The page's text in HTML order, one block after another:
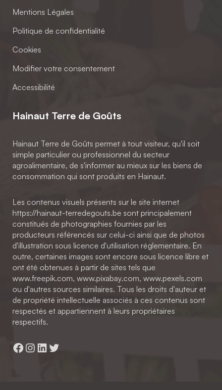
Mentions Légales
Politique de confidentialité
Cookies
Modifier votre consentement
Accessibilité
Hainaut Terre de Goûts
Hainaut Terre de Goûts permet à tout visiteur, qu'il soit
simple particulier ou professionnel du secteur
agroalimentaire, de s'informer au mieux sur les biens de
consommation qui sont produits en Hainaut.
Les contenus visuels présents sur le site internet
https://hainaut-terredegouts.be sont principalement
constitués de photographies fournies par les
producteurs référencés sur celui-ci ainsi que de photos
d'illustration sous licence d'utilisation réglementaire. En
outre, certaines images sont encore sous licence libre et
ont été obtenues à partir de sites tels que
www.freepik.com, www.pixabay.com, www.pexels.com
ou d'autres sources similaires. Tous les droits d'auteur et
de propriété intellectuelle associés à ces contenus sont
respectés et appartiennent à leurs propriétaires
respectifs.
Facebook
Instagram
LinkedIn
Twitter